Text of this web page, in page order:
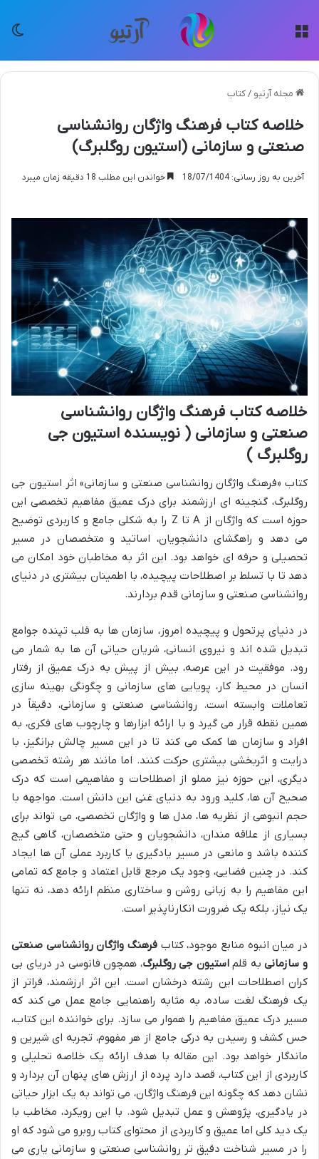
مجله آرتیو /کتاب
خلاصه کتاب فرهنگ واژگان روانشناسی
صنعتی و سازمانی (استیون روگلبرگ)
آخرین به روز رسانی: 18/07/1404 خواندن این مطلب 18 دقیقه زمان میبرد
خلاصه کتاب فرهنگ واژگان روانشناسی
صنعتی و سازمانی ( نویسنده استیون جی
روگلبرگ )
کتاب «فرهنگ واژگان روانشناسی صنعتی و سازمانی» اثر استیون جی
روگلبرگ، گنجینه ای ارزشمند برای درک عمیق مفاهیم تخصصی این
حوزه است که واژگان از A تا Z را به شکلی جامع و کاربردی توضیح
می دهد و راهگشای دانشجویان، اساتید و متخصصان در مسیر
تحصیلی و حرفه ای خواهد بود. این اثر به مخاطبان خود امکان می
دهد تا با تسلط بر اصطلاحات پیچیده، با اطمینان بیشتری در دنیای
روانشناسی صنعتی و سازمانی قدم بردارند.
در دنیای پرتحول و پیچیده امروز، سازمان ها به قلب تپنده جوامع
تبدیل شده اند و نیروی انسانی، شریان حیاتی آن ها به شمار می
رود. موفقیت در این عرصه، بیش از پیش به درک عمیق از رفتار
انسان در محیط کار، پویایی های سازمانی و چگونگی بهینه سازی
تعاملات وابسته است. روانشناسی صنعتی و سازمانی، دقیقاً در
همین نقطه قرار می گیرد و با ارائه ابزارها و چارچوب های فکری، به
افراد و سازمان ها کمک می کند تا در این مسیر چالش برانگیز، با
درایت و اثربخشی بیشتری حرکت کنند. اما مانند هر رشته تخصصی
دیگری، این حوزه نیز مملو از اصطلاحات و مفاهیمی است که درک
صحیح آن ها، کلید ورود به دنیای غنی این دانش است. مواجهه با
حجم انبوهی از نظریه ها، مدل ها و واژگان تخصصی، می تواند برای
بسیاری از علاقه مندان، دانشجویان و حتی متخصصان، گاهی گیج
کننده باشد و مانعی در مسیر یادگیری یا کاربرد عملی آن ها ایجاد
کند. در چنین فضایی، وجود یک مرجع قابل اعتماد و جامع که تمامی
این مفاهیم را به زبانی روشن و ساختاری منظم ارائه دهد، نه تنها
یک نیاز، بلکه یک ضرورت انکارناپذیر است.
در میان انبوه منابع موجود، کتاب فرهنگ واژگان روانشناسی صنعتی
و سازمانیبه قلماستیون جی روگلبرگ، همچون فانوسی در دریای بی
کران اصطلاحات این رشته درخشان است. این اثر ارزشمند، فراتر از
یک فرهنگ لغت ساده، به مثابه راهنمایی جامع عمل می کند که
مسیر درک عمیق مفاهیم را هموار می سازد. برای خواننده این کتاب،
حس کشف و رسیدن به درکی جامع از هر مفهوم، تجربه ای شیرین و
ماندگار خواهد بود. این مقاله با هدف ارائه یک خلاصه تحلیلی و
کاربردی از این کتاب، قصد دارد پرده از ارزش های پنهان آن بردارد و
نشان دهد که چگونه این فرهنگ واژگان، می تواند به یک ابزار حیاتی
در یادگیری، پژوهش و عمل تبدیل شود. با این رویکرد، مخاطب با
یک دید کلی اما عمیق و کاربردی از محتوای کتاب روبرو می شود که او
را در مسیر شناخت دقیق تر روانشناسی صنعتی و سازمانی یاری می